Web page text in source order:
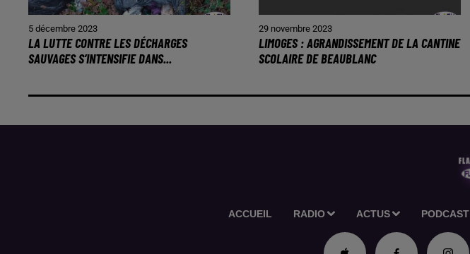
5 décembre 2023
LA LUTTE CONTRE LES DÉCHARGES
SAUVAGES S’INTENSIFIE DANS...
29 novembre 2023
LIMOGES : AGRANDISSEMENT DE LA CANTINE
SCOLAIRE DE BEAUBLANC
ACCUEIL RADIO ACTUS PODCAST